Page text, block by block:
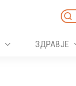
ЗДРАВЈЕ